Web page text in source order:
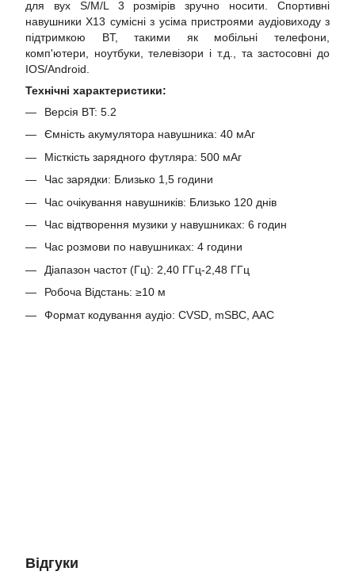
для вух S/M/L 3 розмірів зручно носити. Спортивні
навушники X13 сумісні з усіма пристроями аудіовиходу з
підтримкою BT, такими як мобільні телефони,
комп'ютери, ноутбуки, телевізори і т.д., та застосовні до
IOS/Android.
Технічні характеристики:
Версія BT: 5.2
Ємність акумулятора навушника: 40 мАг
Місткість зарядного футляра: 500 мАг
Час зарядки: Близько 1,5 години
Час очікування навушників: Близько 120 днів
Час відтворення музики у навушниках: 6 годин
Час розмови по навушниках: 4 години
Діапазон частот (Гц): 2,40 ГГц-2,48 ГГц
Робоча Відстань: ≥10 м
Формат кодування аудіо: CVSD, mSBC, AAC
Відгуки